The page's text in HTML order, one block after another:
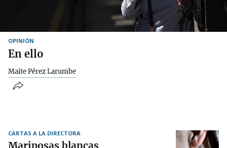
OPINIÓN
En ello
Maite Pérez Larumbe
CARTAS A LA DIRECTORA
Mariposas blancas